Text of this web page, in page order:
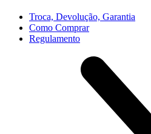
Troca, Devolução, Garantia
Como Comprar
Regulamento